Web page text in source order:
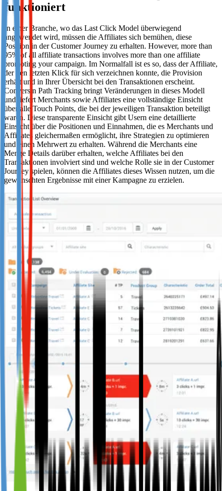
Not already our Publisher?
Sign up here
funktioniert
In einer Branche, wo das Last Click Model überwiegend
angewendet wird, müssen die Affiliates sich bemühen, diese
Position in der Customer Journey zu erhalten. However, more than
95% of all affiliate transactions involves more than one affiliate
promoting your campaign. Im Normalfall ist es so, dass der Affiliate,
der den letzten Klick für sich verzeichnen konnte, die Provision
erhält und in Ihrer Übersicht bei den Transaktionen erscheint.
Conversin Path Tracking bringt Veränderungen in dieses Modell
und liefert Merchants sowie Affiliates eine vollständige Einsicht
über alle Touch Points, die bei der jeweiligen Transaktion beteiligt
waren. Diese transparente Einsicht gibt Usern eine detaillierte
Einsicht über die Positionen und Einnahmen, die es Merchants und
Affiliates gleichermaßen ermöglicht, ihre Strategien zu optimieren
und einen Mehrwert zu erhalten. Während die Merchants eine
Menge Details darüber erhalten, welche Affiliates bei den
Transaktionen involviert sind und welche Rolle sie in der Customer
Journey spielen, können die Affiliates dieses Wissen nutzen, um die
gewünschten Ergebnisse mit einer Kampagne zu erzielen.